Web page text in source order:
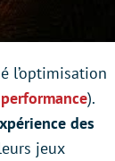
l’optimisation
).
des
jeux